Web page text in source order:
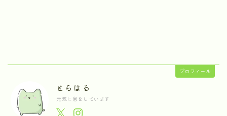
プロフィール
とらはる
元気に息をしています